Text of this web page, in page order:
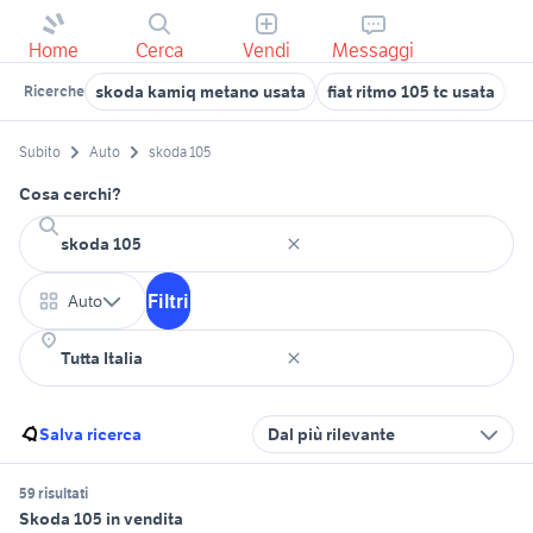
Home Cerca Vendi Messaggi
Ricerche skoda kamiq metano usata fiat ritmo 105 tc usata
Subito Auto skoda 105
Cosa cerchi?
Auto Filtri
Salva ricerca Dal più rilevante
59 risultati
Skoda 105 in vendita